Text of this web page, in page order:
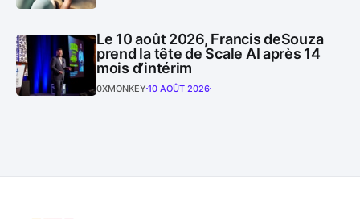
Le 10 août 2026, Francis deSouza
prend la tête de Scale AI après 14
mois d’intérim
0XMONKEY 10 AOÛT 2026